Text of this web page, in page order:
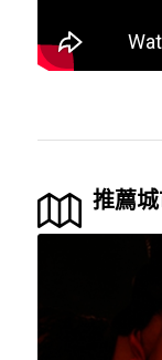
推薦